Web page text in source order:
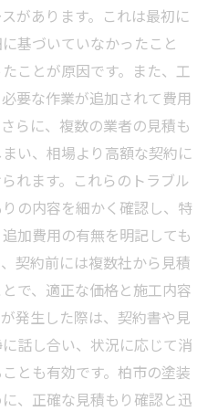
があります。これは最初に
基づいていなかったこと
ことが原因です。また、工
要な作業が追加されて費用
らに、複数の業者の見積も
い、相場より高額な契約に
れます。これらのトラブル
の内容を細かく確認し、特
加費用の有無を明記しても
契約前には複数社から見積
で、適正な価格と施工内容
発生した際は、契約書や見
話し合い、状況に応じて消
とも有効です。柏市の塗装
、正確な見積もり確認と迅